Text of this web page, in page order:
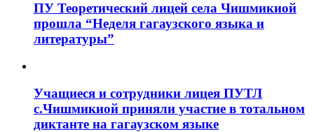
ПУ Теоретический лицей села Чишмикиой
прошла “Неделя гагаузского языка и
литературы”
Учащиеся и сотрудники лицея ПУТЛ
с.Чишмикиой приняли участие в тотальном
диктанте на гагаузском языке